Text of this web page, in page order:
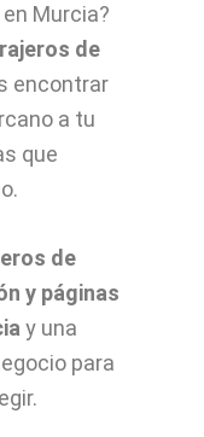
Murcia?
de
encontrar
a tu
que
de
y páginas
y una
para